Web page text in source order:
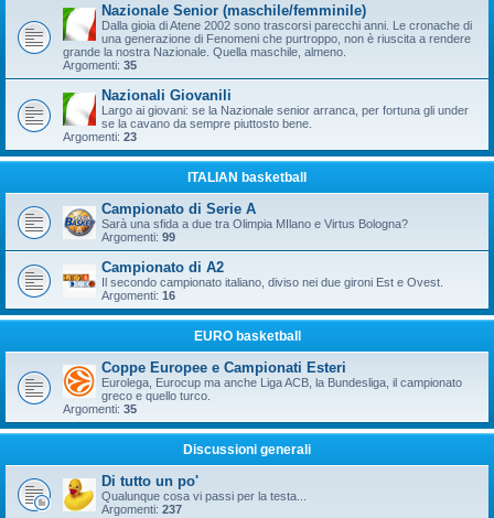
Nazionale Senior (maschile/femminile)
Dalla gioia di Atene 2002 sono trascorsi parecchi anni. Le cronache di
una generazione di Fenomeni che purtroppo, non è riuscita a rendere
grande la nostra Nazionale. Quella maschile, almeno.
Argomenti: 35
Nazionali Giovanili
Largo ai giovani: se la Nazionale senior arranca, per fortuna gli under
se la cavano da sempre piuttosto bene.
Argomenti: 23
ITALIAN basketball
Campionato di Serie A
Sarà una sfida a due tra Olimpia MIlano e Virtus Bologna?
Argomenti: 99
Campionato di A2
Il secondo campionato italiano, diviso nei due gironi Est e Ovest.
Argomenti: 16
EURO basketball
Coppe Europee e Campionati Esteri
Eurolega, Eurocup ma anche Liga ACB, la Bundesliga, il campionato
greco e quello turco.
Argomenti: 35
Discussioni generali
Di tutto un po'
Qualunque cosa vi passi per la testa...
Argomenti: 237